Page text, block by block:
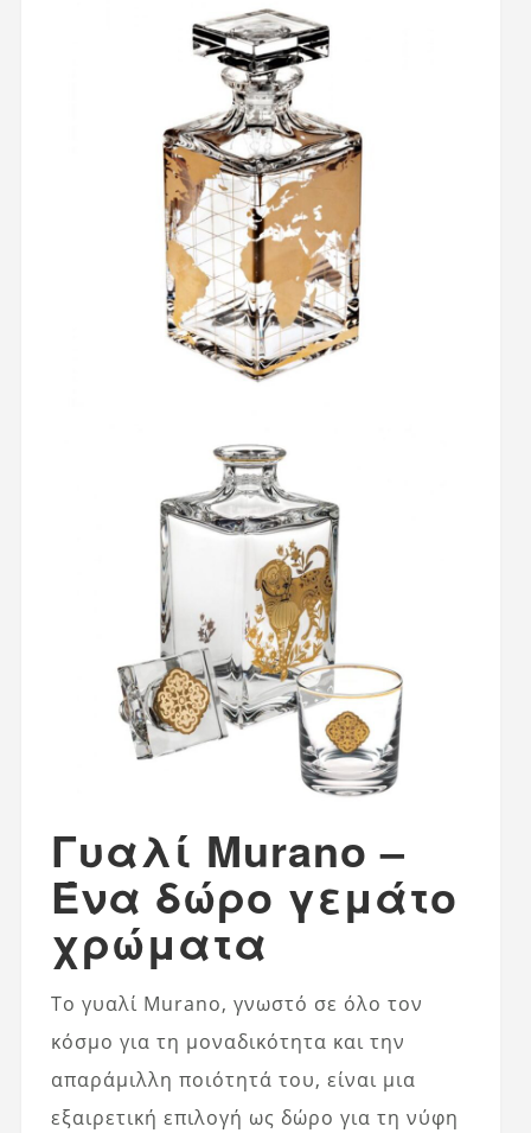
Γυαλί Murano –
Ένα δώρο γεμάτο
χρώματα
Το γυαλί Murano, γνωστό σε όλο τον
κόσμο για τη μοναδικότητα και την
απαράμιλλη ποιότητά του, είναι μια
εξαιρετική επιλογή ως δώρο για τη νύφη